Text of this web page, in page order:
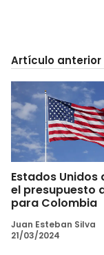
Artículo anterior
Estados Unidos
el presupuesto
para Colombia
Juan Esteban Silva
21/03/2024